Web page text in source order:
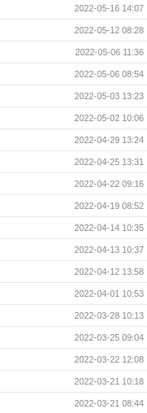
2022-05-16 14:07
2022-05-12 08:28
2022-05-06 11:36
2022-05-06 08:54
2022-05-03 13:23
2022-05-02 10:06
2022-04-29 13:24
2022-04-25 13:31
2022-04-22 09:16
2022-04-19 08:52
2022-04-14 10:35
2022-04-13 10:37
2022-04-12 13:58
2022-04-01 10:53
2022-03-28 10:13
2022-03-25 09:04
2022-03-22 12:08
2022-03-21 10:18
2022-03-21 08:44